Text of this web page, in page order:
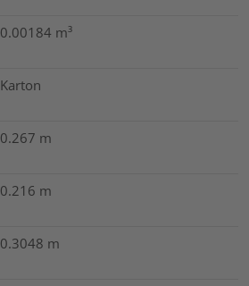
0.00184 m³
Karton
0.267 m
0.216 m
0.3048 m